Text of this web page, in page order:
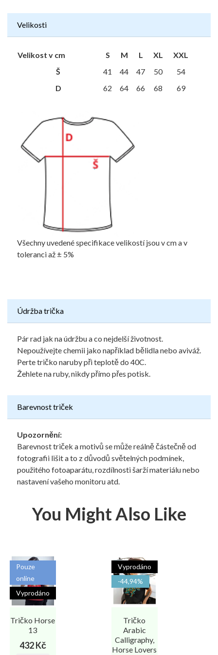
Velikosti
Velikost v cm S M L XL
XXL
Š
41 44 47 50
54
D
62 64 66 68 69
Všechny uvedené specifikace velikostí jsou v cm a v
toleranci až ± 5%
Údržba trička
Pár rad jak na údržbu a co nejdelší životnost.
Nepoužívejte chemii jako například bělidla nebo aviváž.
Perte tričko naruby při teplotě do 40C.
Žehlete na ruby, nikdy přímo přes potisk.
Barevnost triček
Upozornění:
Barevnost triček a motivů se může reálně částečně od
fotografii lišit a to z důvodů světelných podmínek,
použitého fotoaparátu, rozdílnosti šarží materiálu nebo
nastavení vašeho monitoru atd.
You Might Also Like
Tričko Horse
13
Cena
432 Kč
Pouze
online
Vyprodáno
Tričko
Arabic
Calligraphy,
Horse Lovers
Vyprodáno
-44,94%